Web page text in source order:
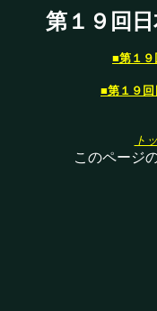
第１９回
■第１９
■第１９回
ト
このページ